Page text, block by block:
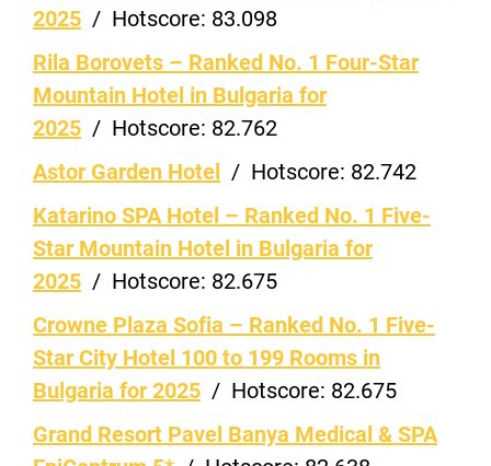
2025 / Hotscore: 83.098
Rila Borovets – Ranked No. 1 Four-Star
Mountain Hotel in Bulgaria for
2025 / Hotscore: 82.762
Astor Garden Hotel / Hotscore: 82.742
Katarino SPA Hotel – Ranked No. 1 Five-
Star Mountain Hotel in Bulgaria for
2025 / Hotscore: 82.675
Crowne Plaza Sofia – Ranked No. 1 Five-
Star City Hotel 100 to 199 Rooms in
Bulgaria for 2025 / Hotscore: 82.675
Grand Resort Pavel Banya Medical & SPA